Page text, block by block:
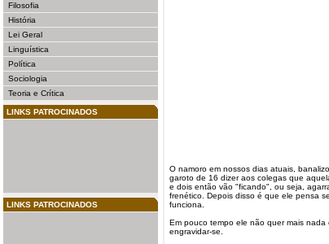
Filosofia
História
Lei Geral
Linguística
Política
Sociologia
Teoria e Crítica
LINKS PATROCINADOS
LINKS PATROCINADOS
O namoro em nossos dias atuais,
garoto de 16 dizer aos colegas que
e dois então vão "ficando", ou seja,
frenético. Depois disso é que ele pensa
funciona
Em pouco tempo ele não quer mais
engravidar-se.